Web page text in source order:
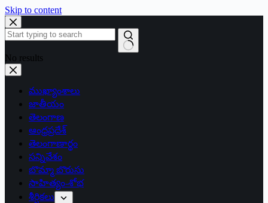
Skip to content
No results
ముఖ్యాంశాలు
జాతీయం
తెలంగాణ
ఆంధ్రప్రదేశ్
తెలంగాణార్థం
సన్నివేశం
బొమ్మా బొరుసు
సాహిత్యం-శోభ
శీర్షికలు